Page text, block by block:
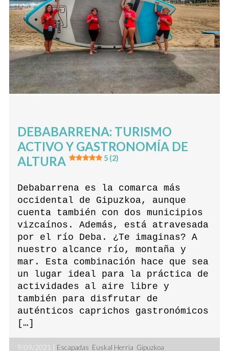
DEBABARRENA: TURISMO
ACTIVO Y GASTRONOMÍA DE
ALTURA
5 (2)
Debabarrena es la comarca más
occidental de Gipuzkoa, aunque
cuenta también con dos municipios
vizcaínos. Además, está atravesada
por el río Deba. ¿Te imaginas? A
nuestro alcance río, montaña y
mar. Esta combinación hace que sea
un lugar ideal para la práctica de
actividades al aire libre y
también para disfrutar de
auténticos caprichos gastronómicos
[…]
9/09/2021 | Escapadas, Euskal Herria, Gipuzkoa